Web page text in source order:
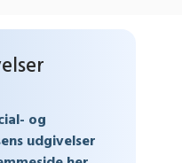
og
udgivelser